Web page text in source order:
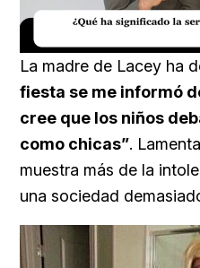
La madre de Lacey ha
fiesta se me informó
cree que los niños
como chicas”.
muestra más de la
una sociedad